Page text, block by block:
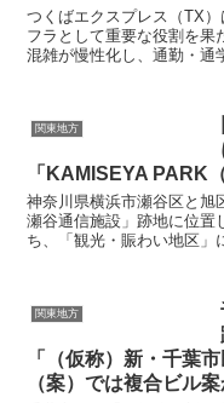
つくばエクスプレス（TX
フラとして重要な役割を果
混雑が慢性化し、通勤・通
関東地方
「KAMISEYA PARK
神奈川県横浜市瀬谷区と旭
瀬谷通信施設」跡地に位置
ち、「観光・賑わい地区」
関東地方
「（仮称）新・千葉
（案）では複合ビル